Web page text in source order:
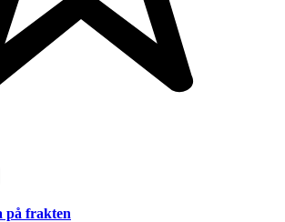
på frakten